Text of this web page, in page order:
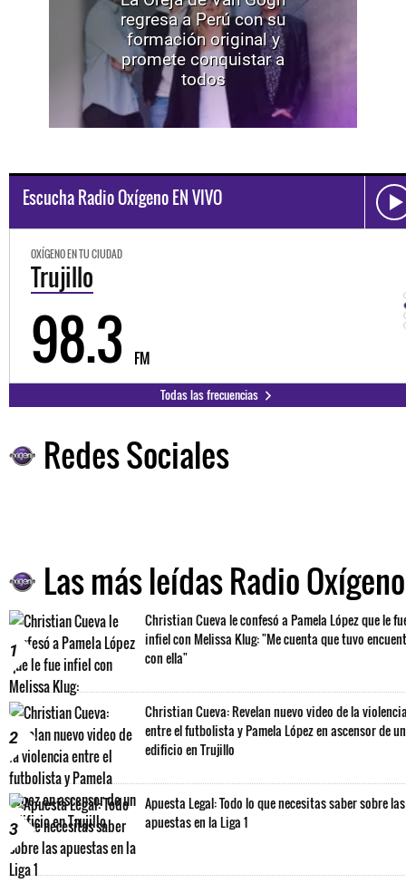
regresa a Perú con su
formación original y
promete conquistar a
todos
Escucha Radio Oxígeno EN VIVO
OXÍGENO EN TU CIUDAD
Trujillo
98.3 FM
Todas las frecuencias
Redes Sociales
Las más leídas Radio Oxígeno
1
Christian Cueva le confesó a Pamela López que le
infiel con Melissa Klug: "Me cuenta que tuvo
con ella"
2
Christian Cueva: Revelan nuevo video de la
entre el futbolista y Pamela López en ascensor de un
edificio en Trujillo
3
Apuesta Legal: Todo lo que necesitas saber sobre las
apuestas en la Liga 1